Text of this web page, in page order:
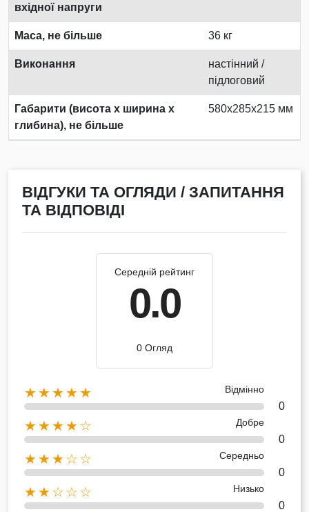
вхідної напруги
Маса, не більше 36 кг
Виконання
настінний /
підлоговий
Габарити (висота х ширина х
глибина), не більше
580x285x215 мм
ВІДГУКИ ТА ОГЛЯДИ / ЗАПИТАННЯ
ТА ВІДПОВІДІ
Середній рейтинг
0.0
0 Огляд
★★★★★ Відмінно
0
★★★★☆ Добре
0
★★★☆☆ Середньо
0
★★☆☆☆ Низько
0